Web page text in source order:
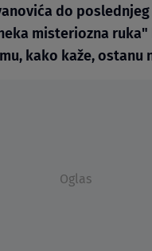
do
misteriozna
kako kaže, ostanu
Oglas